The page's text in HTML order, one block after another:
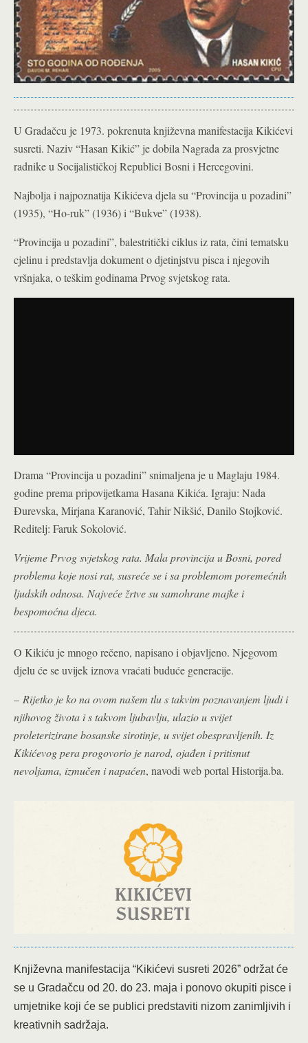
U Gradačcu je 1973. pokrenuta književna manifestacija Kikićevi
susreti. Naziv “Hasan Kikić” je dobila Nagrada za prosvjetne
radnike u Socijalističkoj Republici Bosni i Hercegovini.
Najbolja i najpoznatija Kikićeva djela su “Provincija u pozadini”
(1935), “Ho-ruk” (1936) i “Bukve” (1938).
“Provincija u pozadini”, balestritički ciklus iz rata, čini tematsku
cjelinu i predstavlja dokument o djetinjstvu pisca i njegovih
vršnjaka, o teškim godinama Prvog svjetskog rata.
Drama “Provincija u pozadini” snimaljena je u Maglaju 1984.
godine prema pripovijetkama Hasana Kikića. Igraju: Nada
Đurevska, Mirjana Karanović, Tahir Nikšić, Danilo Stojković.
Reditelj: Faruk Sokolović.
Vrijeme Prvog svjetskog rata. Mala provincija u Bosni, pored
problema koje nosi rat, susreće se i sa problemom poremećnih
ljudskih odnosa. Najveće žrtve su samohrane majke i
bespomoćna djeca.
O Kikiću je mnogo rečeno, napisano i objavljeno. Njegovom
djelu će se uvijek iznova vraćati buduće generacije.
– Rijetko je ko na ovom našem tlu s takvim poznavanjem ljudi i
njihovog života i s takvom ljubavlju, ulazio u svijet
proleterizirane bosanske sirotinje, u svijet obespravljenih. Iz
Kikićevog pera progovorio je narod, ojađen i pritisnut
nevoljama, izmučen i napaćen, navodi web portal Historija.ba.
Književna manifestacija “Kikićevi susreti 2026” održat će
se u Gradačcu od 20. do 23. maja i ponovo okupiti pisce i
umjetnike koji će se publici predstaviti nizom zanimljivih i
kreativnih sadržaja.